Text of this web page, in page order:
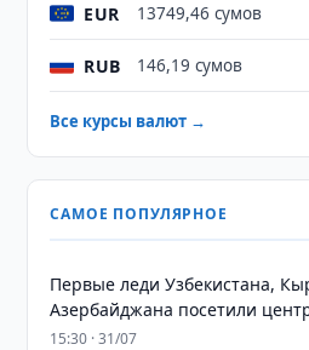
EUR 13749,46 сумов
RUB 146,19 сумов
Все курсы валют →
САМОЕ ПОПУЛЯРНОЕ
Первые леди Узбекистана,
Азербайджана посетили
15:30 · 31/07